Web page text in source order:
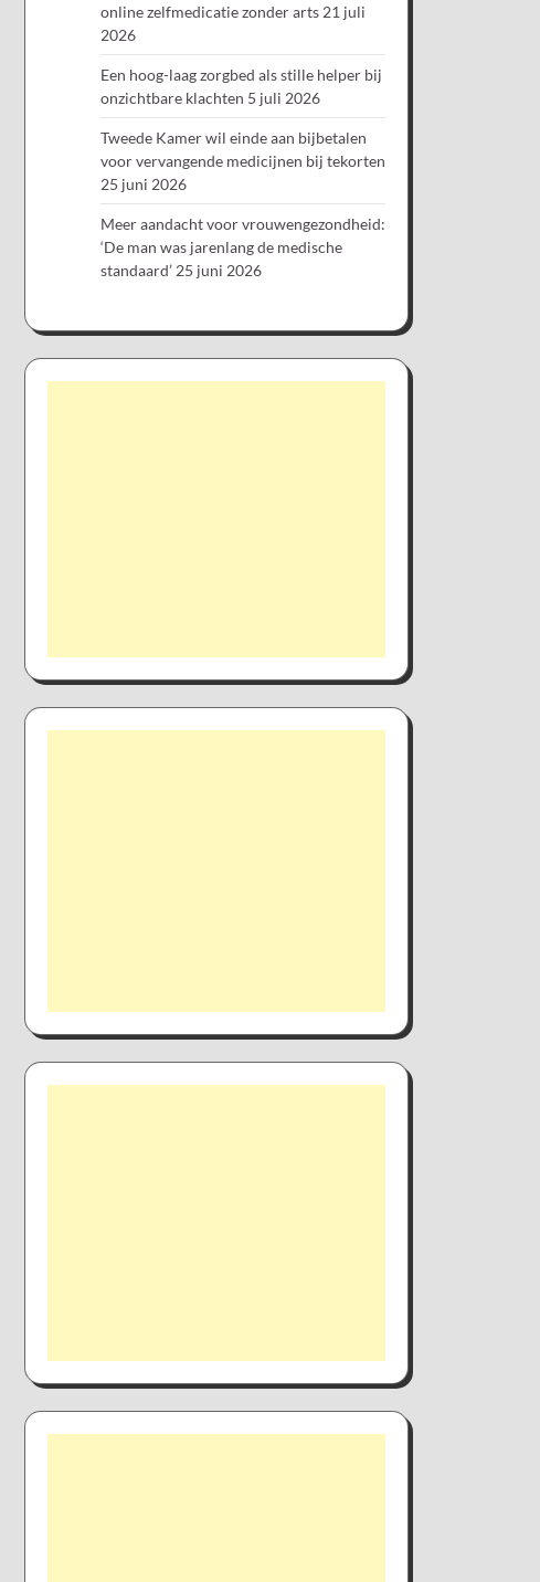
online zelfmedicatie zonder arts 21 juli
2026
Een hoog-laag zorgbed als stille helper bij
onzichtbare klachten 5 juli 2026
Tweede Kamer wil einde aan bijbetalen
voor vervangende medicijnen bij tekorten
25 juni 2026
Meer aandacht voor vrouwengezondheid:
‘De man was jarenlang de medische
standaard’ 25 juni 2026